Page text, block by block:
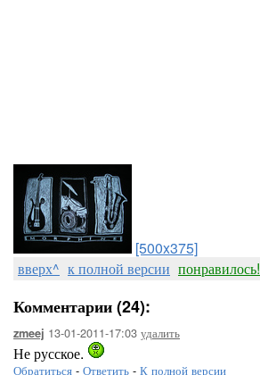
[500x375]
вверх^ к полной версии понравилось!
Комментарии (24):
zmeej 13-01-2011-17:03 удалить
Не русское.
Обратиться - Ответить - К полной версии